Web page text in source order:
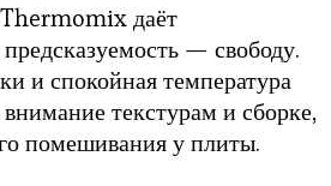
даёт
— свободу.
и спокойная температура
текстурам и сборке,
помешивания у плиты.